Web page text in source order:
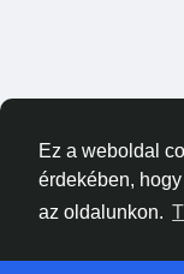
Ez a weboldal
érdekében,
az oldalunkon.